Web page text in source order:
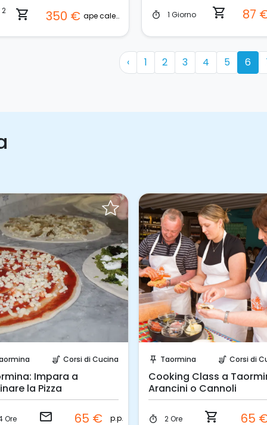
2
shopping_cart 350 € ape calessino timer 1 Giorno shopping_cart 87
‹ 1 2 3 4 5 6
soup_kitchen Corsi di Cucina
Impara a
la Pizza
Ore email 65 € p.p.
push_pin Taormina soup_kitchen Corsi di
Cooking Class a
Arancini o Cannoli
timer 2 Ore shopping_cart 65